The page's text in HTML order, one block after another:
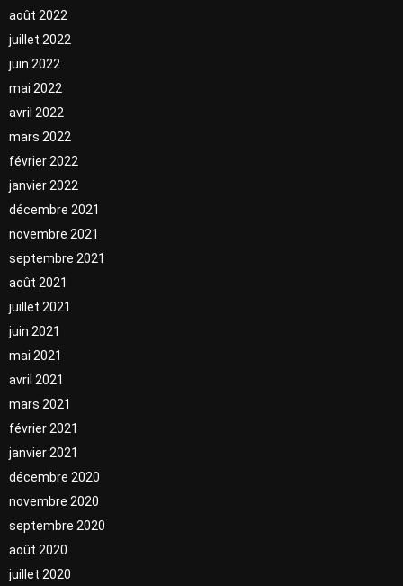
août 2022
juillet 2022
juin 2022
mai 2022
avril 2022
mars 2022
février 2022
janvier 2022
décembre 2021
novembre 2021
septembre 2021
août 2021
juillet 2021
juin 2021
mai 2021
avril 2021
mars 2021
février 2021
janvier 2021
décembre 2020
novembre 2020
septembre 2020
août 2020
juillet 2020